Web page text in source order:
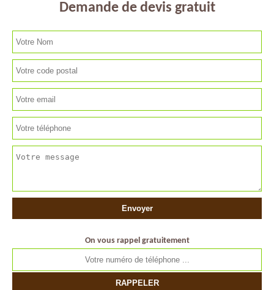
Demande de devis gratuit
On vous rappel gratuitement